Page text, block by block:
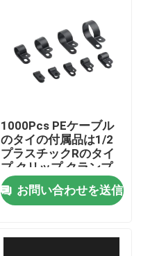
1000Pcs PEケーブル
のタイの付属品は1/2
プラスチックRのタイ
プ クリップ クランプ
をじりじり動かす
お問い合わせを送信